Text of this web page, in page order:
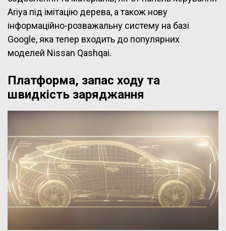
Ariya під імітацію дерева, а також нову
інформаційно-розважальну систему на базі
Google, яка тепер входить до популярних
моделей Nissan Qashqai.
Платформа, запас ходу та
швидкість заряджання